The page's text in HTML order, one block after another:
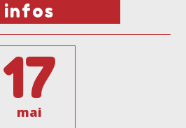
infos
17
mai